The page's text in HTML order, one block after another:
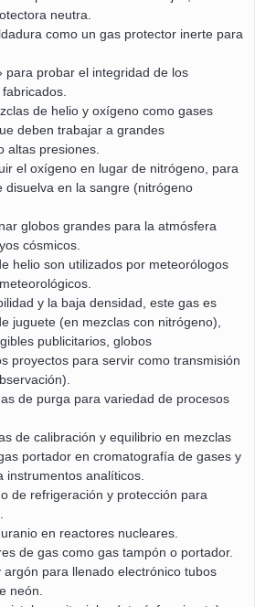
neutra.
como un gas protector inerte para
para probar el integridad de los
de helio y oxígeno como gases
deben trabajar a grandes
altas presiones.
el oxígeno en lugar de nitrógeno, para
disuelva en la sangre (nitrógeno
globos grandes para la atmósfera
cósmicos.
helio son utilizados por meteorólogos
y la baja densidad, este gas es
juguete (en mezclas con nitrógeno),
publicitarios, globos
proyectos para servir como transmisión
de purga para variedad de procesos
de calibración y equilibrio en mezclas
portador en cromatografía de gases y
analíticos.
de refrigeración y protección para
en reactores nucleares.
de gas como gas tampón o portador.
para llenado electrónico tubos
neón.